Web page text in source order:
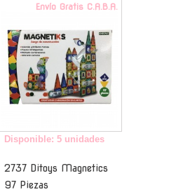
Envío Gratis C.A.B.A.
Disponible: 5 unidades
2737 Ditoys Magnetics
97 Piezas